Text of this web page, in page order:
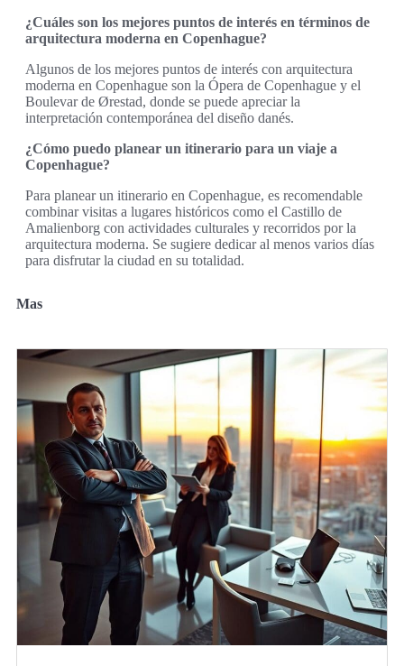
¿Cuáles son los mejores puntos de interés en términos de
arquitectura moderna en Copenhague?
Algunos de los mejores puntos de interés con arquitectura
moderna en Copenhague son la Ópera de Copenhague y el
Boulevar de Ørestad, donde se puede apreciar la
interpretación contemporánea del diseño danés.
¿Cómo puedo planear un itinerario para un viaje a
Copenhague?
Para planear un itinerario en Copenhague, es recomendable
combinar visitas a lugares históricos como el Castillo de
Amalienborg con actividades culturales y recorridos por la
arquitectura moderna. Se sugiere dedicar al menos varios días
para disfrutar la ciudad en su totalidad.
Mas